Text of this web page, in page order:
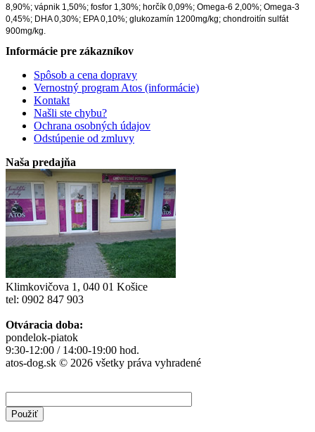
8,90%; vápnik 1,50%; fosfor 1,30%; horčík 0,09%; Omega-6 2,00%; Omega-3
0,45%; DHA 0,30%; EPA 0,10%; glukozamín 1200mg/kg; chondroitín sulfát
900mg/kg.
Informácie pre zákazníkov
Spôsob a cena dopravy
Vernostný program Atos (informácie)
Kontakt
Našli ste chybu?
Ochrana osobných údajov
Odstúpenie od zmluvy
Naša predajňa
Klimkovičova 1, 040 01 Košice
tel: 0902 847 903
Otváracia doba:
pondelok-piatok
9:30-12:00 / 14:00-19:00 hod.
atos-dog.sk © 2026 všetky práva vyhradené